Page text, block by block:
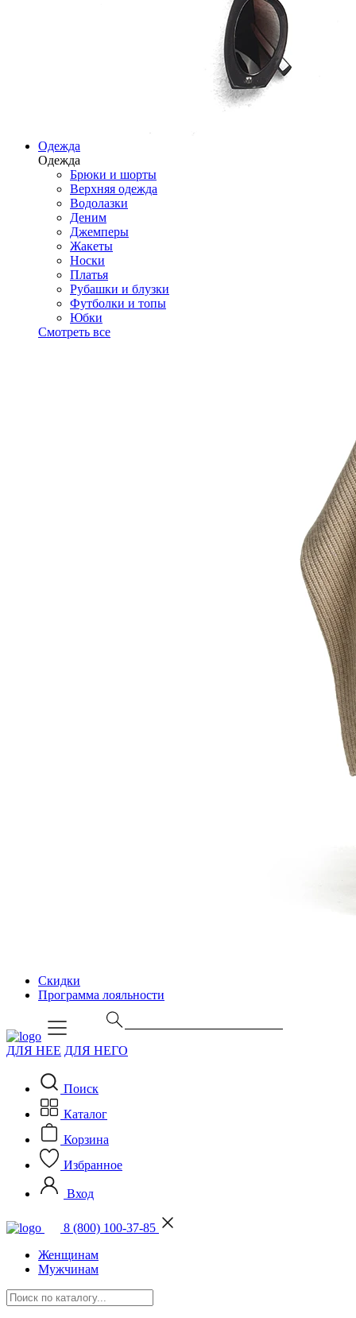
Одежда
Одежда
Брюки и шорты
Верхняя одежда
Водолазки
Деним
Джемперы
Жакеты
Носки
Платья
Рубашки и блузки
Футболки и топы
Юбки
Смотреть все
Скидки
Программа лояльности
ДЛЯ НЕЕ ДЛЯ НЕГО
Поиск
Каталог
Корзина
Избранное
Вход
8 (800) 100-37-85
Женщинам
Мужчинам